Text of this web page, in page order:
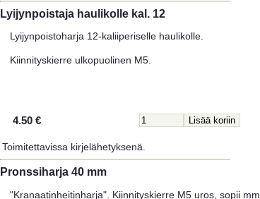
Lyijynpoistaja haulikolle kal. 12
Lyijynpoistoharja 12-kaliiperiselle haulikolle.
Kiinnityskierre ulkopuolinen M5.
4.50 €
Toimitettavissa kirjelähetyksenä.
Pronssiharja 40 mm
"Kranaatinheitinharja". Kiinnityskierre M5 uros, sopii mm.